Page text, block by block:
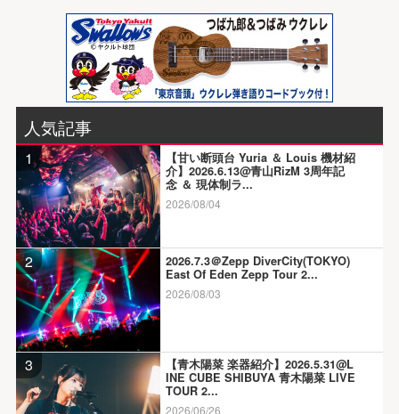
人気記事
1
【甘い断頭台 Yuria ＆ Louis 機材紹
介】2026.6.13@青山RizM 3周年記
念 ＆ 現体制ラ...
2026/08/04
2
2026.7.3＠Zepp DiverCity(TOKYO)
East Of Eden Zepp Tour 2...
2026/08/03
3
【青木陽菜 楽器紹介】2026.5.31@L
INE CUBE SHIBUYA 青木陽菜 LIVE
TOUR 2...
2026/06/26